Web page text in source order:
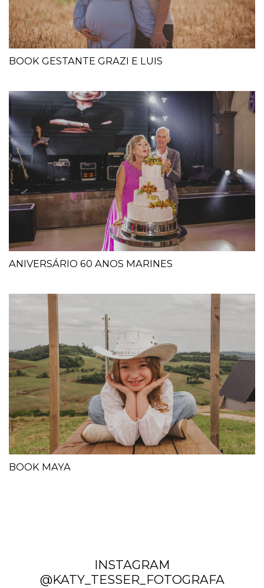
BOOK GESTANTE GRAZI E LUIS
ANIVERSÁRIO 60 ANOS MARINES
BOOK MAYA
INSTAGRAM
@KATY_TESSER_FOTOGRAFA